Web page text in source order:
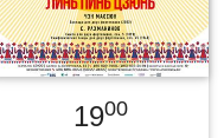
1900